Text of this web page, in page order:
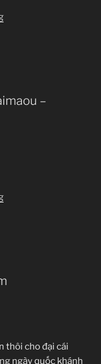
“[Clip-
5
–
“[Clip-
Special
thôi cho đại cái
ngày quốc khánh